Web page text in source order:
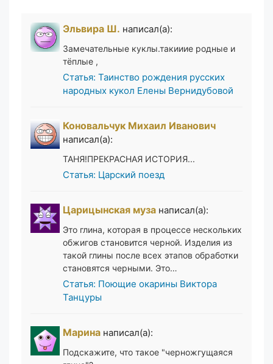
Эльвира Ш. написал(а):
Замечательные куклы.такииие родные и
тёплые ,
Статья: Таинство рождения русских
народных кукол Елены Вернидубовой
Коновальчук Михаил Иванович
написал(а):
ТАНЯ!ПРЕКРАСНАЯ ИСТОРИЯ...
Статья: Царский поезд
Царицынская муза написал(а):
Это глина, которая в процессе нескольких
обжигов становится черной. Изделия из
такой глины после всех этапов обработки
становятся черными. Это…
Статья: Поющие окарины Виктора
Танцуры
Марина написал(а):
Подскажите, что такое "черножгущаяся